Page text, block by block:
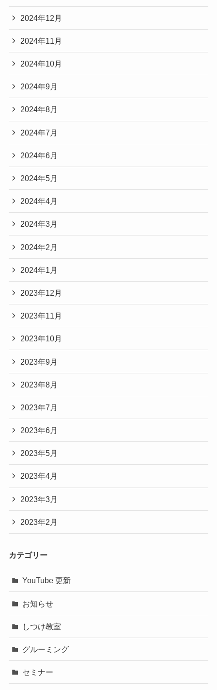
2024年12月
2024年11月
2024年10月
2024年9月
2024年8月
2024年7月
2024年6月
2024年5月
2024年4月
2024年3月
2024年2月
2024年1月
2023年12月
2023年11月
2023年10月
2023年9月
2023年8月
2023年7月
2023年6月
2023年5月
2023年4月
2023年3月
2023年2月
カテゴリー
YouTube 更新
お知らせ
しつけ教室
グルーミング
セミナー